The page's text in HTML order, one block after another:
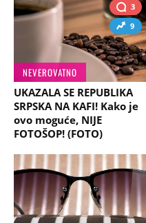
3
9
NEVEROVATNO
UKAZALA SE REPUBLIKA
SRPSKA NA KAFI! Kako je
ovo moguće, NIJE
FOTOŠOP! (FOTO)